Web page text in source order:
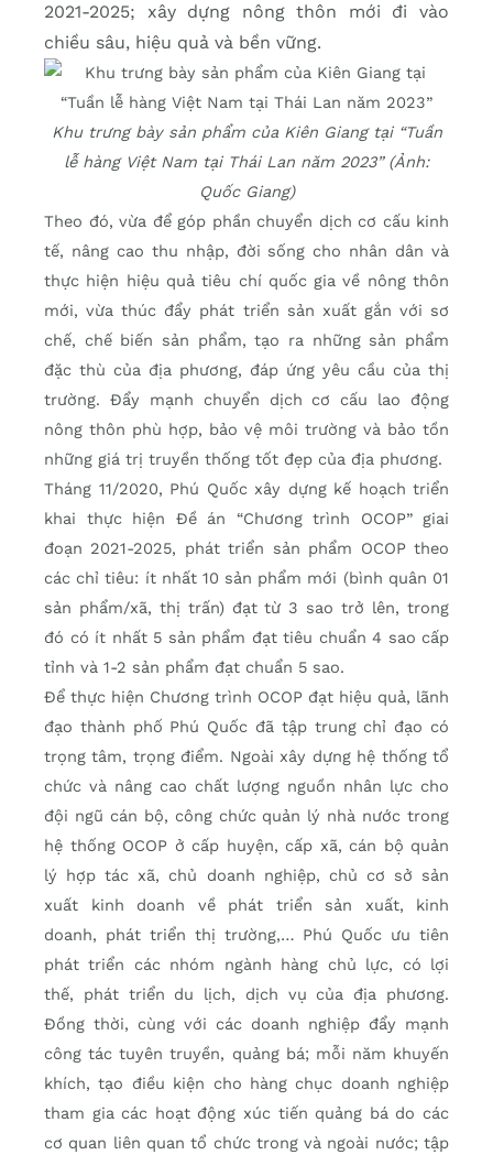
2021-2025; xây dựng nông thôn mới đi vào
chiều sâu, hiệu quả và bền vững.
Khu trưng bày sản phẩm của Kiên Giang tại “Tuần
lễ hàng Việt Nam tại Thái Lan năm 2023” (Ảnh:
Quốc Giang)
Theo đó, vừa để góp phần chuyển dịch cơ cấu kinh
tế, nâng cao thu nhập, đời sống cho nhân dân và
thực hiện hiệu quả tiêu chí quốc gia về nông thôn
mới, vừa thúc đẩy phát triển sản xuất gắn với sơ
chế, chế biến sản phẩm, tạo ra những sản phẩm
đặc thù của địa phương, đáp ứng yêu cầu của thị
trường. Đẩy mạnh chuyển dịch cơ cấu lao động
nông thôn phù hợp, bảo vệ môi trường và bảo tồn
những giá trị truyền thống tốt đẹp của địa phương.
Tháng 11/2020, Phú Quốc xây dựng kế hoạch triển
khai thực hiện Đề án “Chương trình OCOP” giai
đoạn 2021-2025, phát triển sản phẩm OCOP theo
các chỉ tiêu: ít nhất 10 sản phẩm mới (bình quân 01
sản phẩm/xã, thị trấn) đạt từ 3 sao trở lên, trong
đó có ít nhất 5 sản phẩm đạt tiêu chuẩn 4 sao cấp
tỉnh và 1-2 sản phẩm đạt chuẩn 5 sao.
Để thực hiện Chương trình OCOP đạt hiệu quả, lãnh
đạo thành phố Phú Quốc đã tập trung chỉ đạo có
trọng tâm, trọng điểm. Ngoài xây dựng hệ thống tổ
chức và nâng cao chất lượng nguồn nhân lực cho
đội ngũ cán bộ, công chức quản lý nhà nước trong
hệ thống OCOP ở cấp huyện, cấp xã, cán bộ quản
lý hợp tác xã, chủ doanh nghiệp, chủ cơ sở sản
xuất kinh doanh về phát triển sản xuất, kinh
doanh, phát triển thị trường,… Phú Quốc ưu tiên
phát triển các nhóm ngành hàng chủ lực, có lợi
thế, phát triển du lịch, dịch vụ của địa phương.
Đồng thời, cùng với các doanh nghiệp đẩy mạnh
công tác tuyên truyền, quảng bá; mỗi năm khuyến
khích, tạo điều kiện cho hàng chục doanh nghiệp
tham gia các hoạt động xúc tiến quảng bá do các
cơ quan liên quan tổ chức trong và ngoài nước; tập